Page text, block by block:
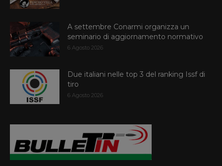
A settembre Conarmi organizza un
seminario di aggiornamento normativo
6 Agosto 2026
Due italiani nelle top 3 del ranking Issf di
tiro
6 Agosto 2026